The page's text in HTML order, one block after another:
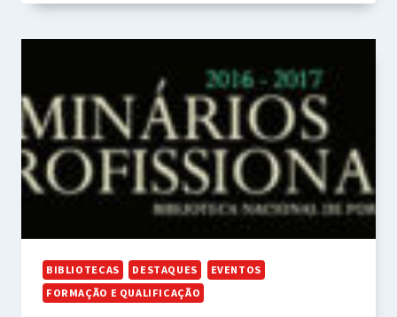
BIBLIOTECAS DESTAQUES
EVENTOS
FORMAÇÃO E QUALIFICAÇÃO